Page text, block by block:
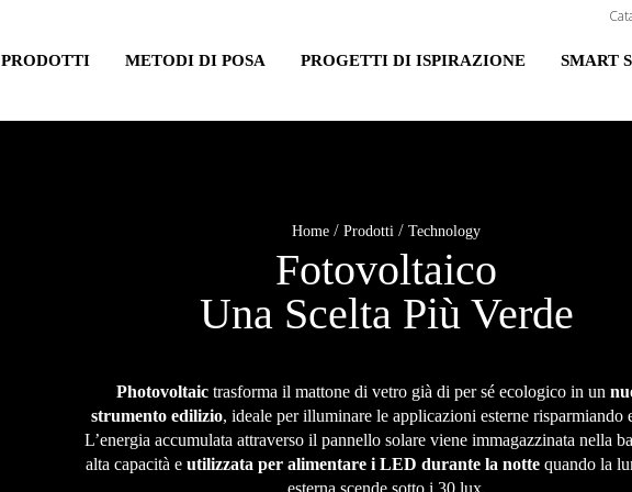
PRODOTTI METODI DI POSA PROGETTI DI ISPIRAZIONE SMART
Home / Prodotti / Technology
Fotovoltaico
Una Scelta Più Verde
Photovoltaic trasforma il mattone di vetro già di per sé ecologico in un
strumento edilizio, ideale per illuminare le applicazioni esterne risparmiando
L’energia accumulata attraverso il pannello solare viene immagazzinata nella
alta capacità e utilizzata per alimentare i LED durante la notte quando la
esterna scende sotto i 30 lux.